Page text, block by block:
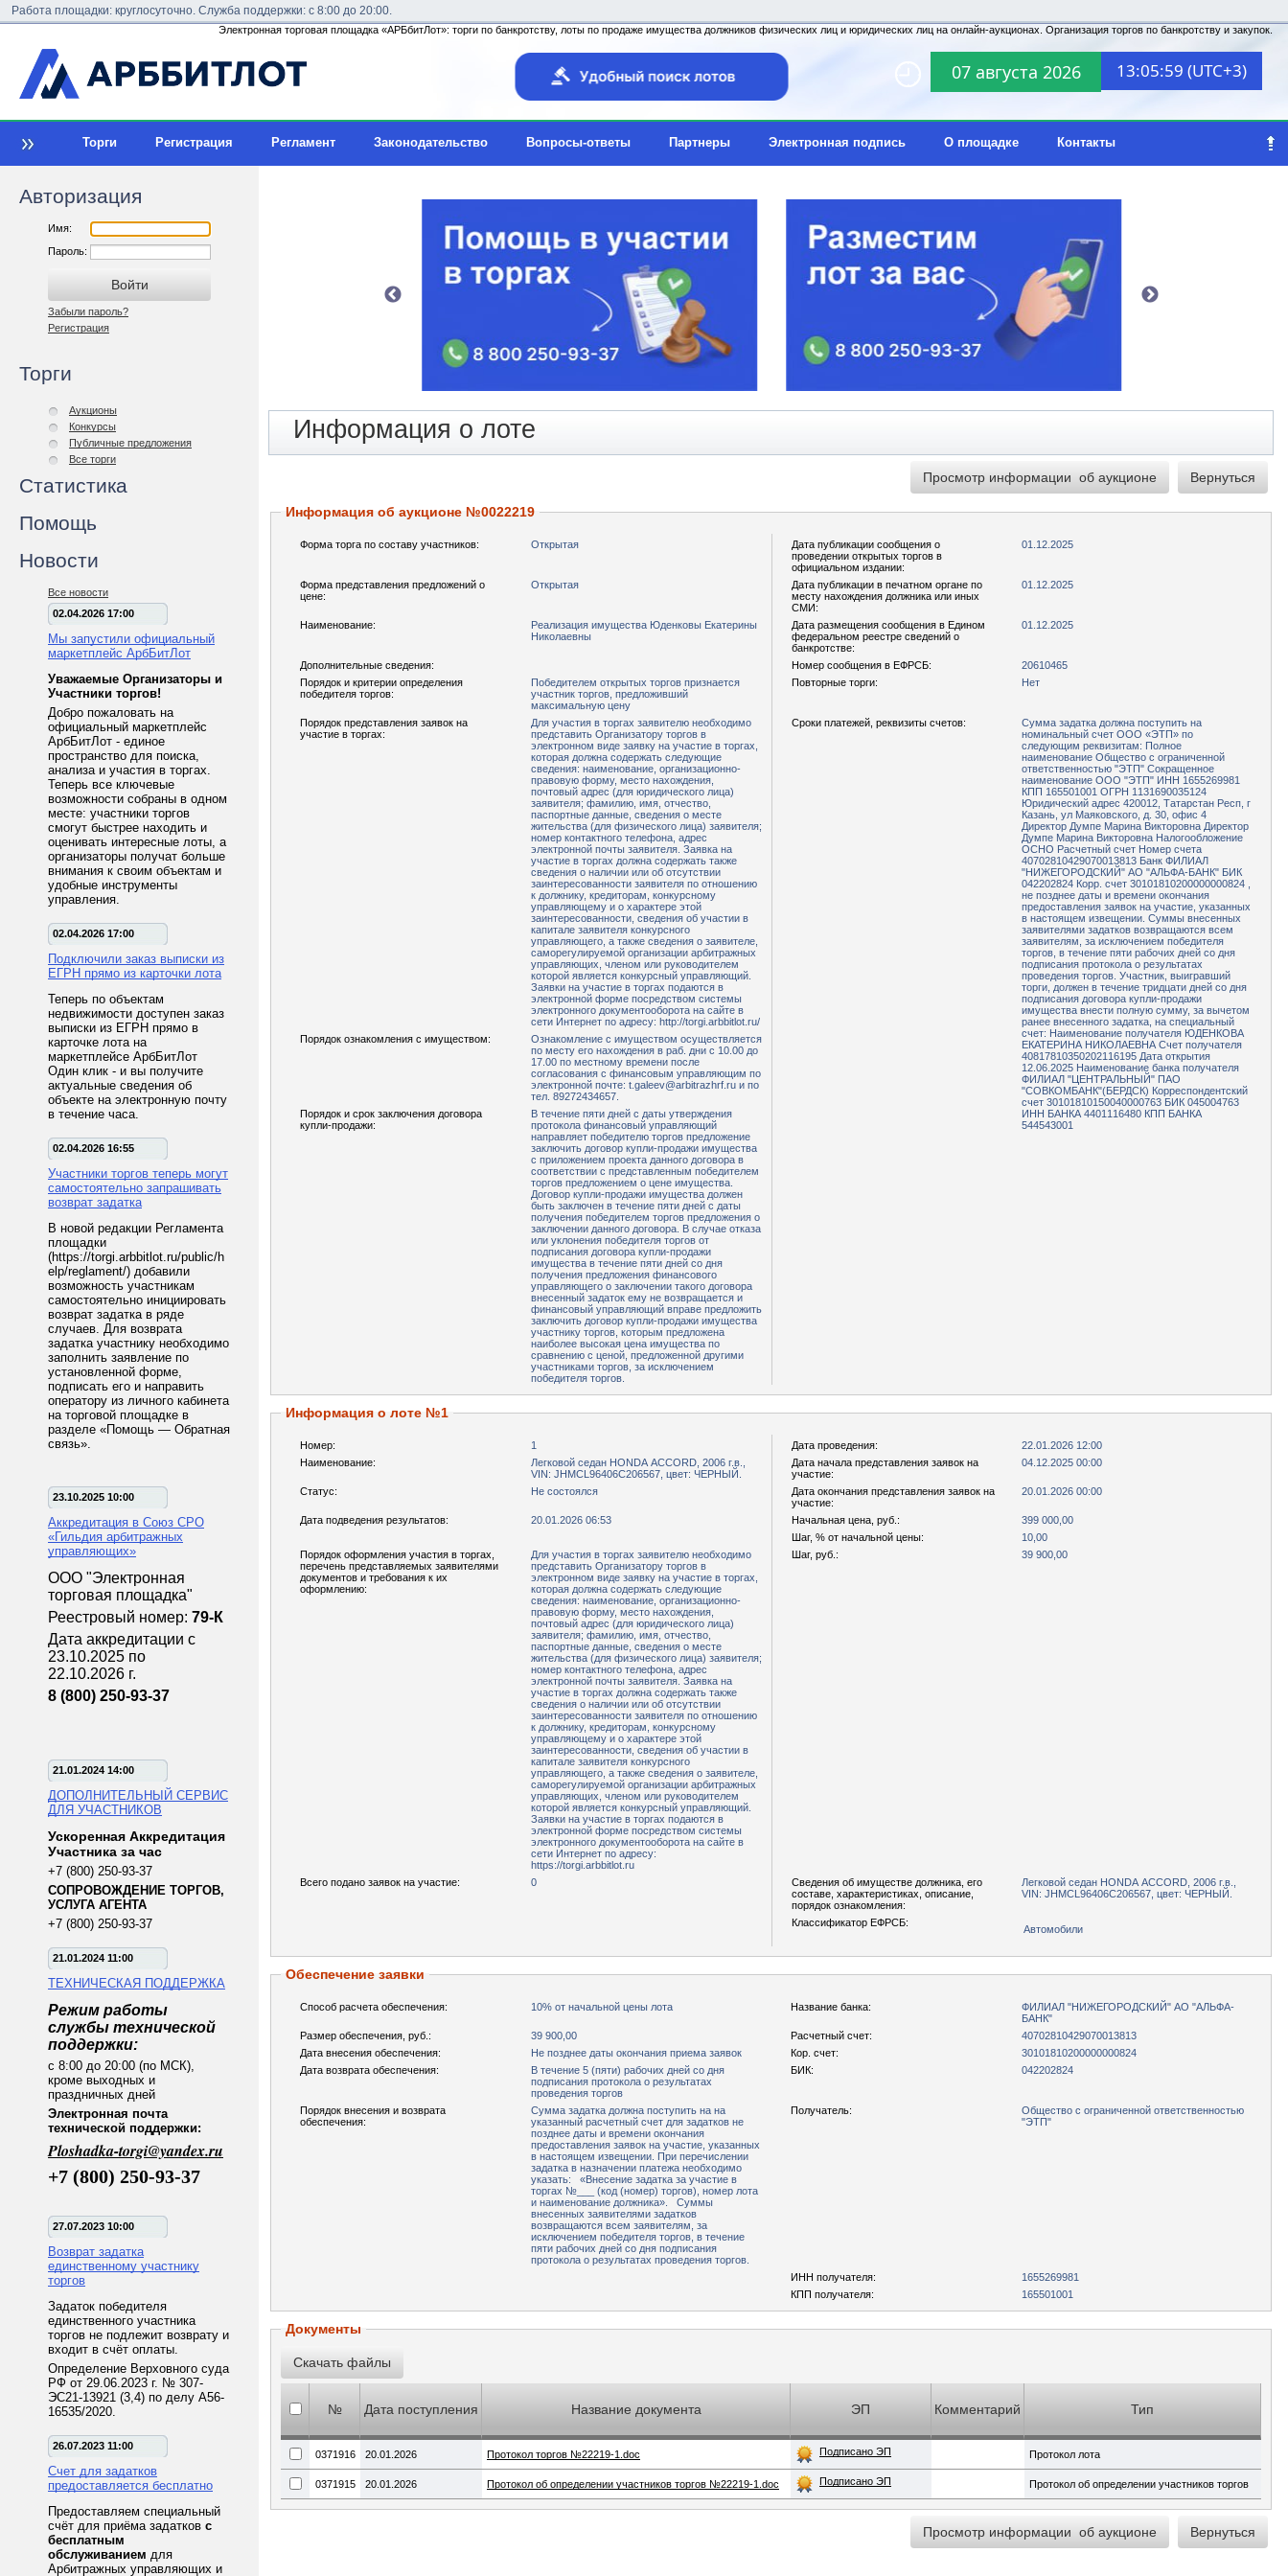
07 августа 2026 13:05:59 (UTC+3)
Работа площадки: круглосуточно. Служба поддержки: с 8:00 до 20:00.
Электронная торговая площадка «АРБбитЛот»: торги по банкротству, лоты по продаже имущества должников физических лиц и юридических лиц на онлайн-аукционах. Организация торгов по банкротству и закупок.
Торги Регистрация Регламент Законодательство Вопросы-ответы Партнеры Электронная подпись О площадке Контакты
Авторизация
Имя:
Пароль:
Забыли пароль?
Регистрация
Торги
Аукционы
Конкурсы
Публичные предложения
Все торги
Статистика
Помощь
Новости
Все новости
02.04.2026 17:00
Мы запустили официальный
маркетплейс АрбБитЛот
Уважаемые Организаторы и
Участники торгов!
Добро пожаловать на
официальный маркетплейс
АрбБитЛот - единое
пространство для поиска,
анализа и участия в торгах.
Теперь все ключевые
возможности собраны в одном
месте: участники торгов
смогут быстрее находить и
оценивать интересные лоты, а
организаторы получат больше
внимания к своим объектам и
удобные инструменты
управления.
02.04.2026 17:00
Подключили заказ выписки из
ЕГРН прямо из карточки лота
Теперь по объектам
недвижимости доступен заказ
выписки из ЕГРН прямо в
карточке лота на
маркетплейсе АрбБитЛот
Один клик - и вы получите
актуальные сведения об
объекте на электронную почту
в течение часа.
02.04.2026 16:55
Участники торгов теперь могут
самостоятельно запрашивать
возврат задатка
В новой редакции Регламента
площадки
(https://torgi.arbbitlot.ru/public/h
elp/reglament/) добавили
возможность участникам
самостоятельно инициировать
возврат задатка в ряде
случаев. Для возврата
задатка участнику необходимо
заполнить заявление по
установленной форме,
подписать его и направить
оператору из личного кабинета
на торговой площадке в
разделе «Помощь — Обратная
связь».
23.10.2025 10:00
Аккредитация в Союз СРО
«Гильдия арбитражных
управляющих»
ООО "Электронная
торговая площадка"
Реестровый номер: 79-К
Дата аккредитации с
23.10.2025 по
22.10.2026 г.
8 (800) 250-93-37
21.01.2024 14:00
ДОПОЛНИТЕЛЬНЫЙ СЕРВИС
ДЛЯ УЧАСТНИКОВ
Ускоренная Аккредитация
Участника за час
+7 (800) 250-93-37
СОПРОВОЖДЕНИЕ ТОРГОВ,
УСЛУГА АГЕНТА
+7 (800) 250-93-37
21.01.2024 11:00
ТЕХНИЧЕСКАЯ ПОДДЕРЖКА
Режим работы
службы технической
поддержки:
с 8:00 до 20:00 (по МСК),
кроме выходных и
праздничных дней
Электронная почта
технической поддержки:
Ploshadka-torgi@yandex.ru
+7 (800) 250-93-37
27.07.2023 10:00
Возврат задатка
единственному участнику
торгов
Задаток победителя
единственного участника
торгов не подлежит возврату и
входит в счёт оплаты.
Определение Верховного суда
РФ от 29.06.2023 г. № 307-
ЭС21-13921 (3,4) по делу А56-
16535/2020.
26.07.2023 11:00
Счет для задатков
предоставляется бесплатно
Предоставляем специальный
счёт для приёма задатков с
бесплатным
обслуживанием для
Арбитражных управляющих и
Информация о лоте
Информация об аукционе №0022219
Форма торга по составу участников: Открытая
Дата публикации сообщения о
проведении открытых торгов в
официальном издании:
01.12.2025
Форма представления предложений о
цене:
Открытая
Дата публикации в печатном органе по
месту нахождения должника или иных
СМИ:
01.12.2025
Наименование:
Реализация имущества Юденковы Екатерины
Николаевны
Дата размещения сообщения в Едином
федеральном реестре сведений о
банкротстве:
01.12.2025
Дополнительные сведения: Номер сообщения в ЕФРСБ:
20610465
Порядок и критерии определения
победителя торгов:
Победителем открытых торгов признается
участник торгов, предложивший
максимальную цену
Повторные торги: Нет
Порядок представления заявок на
участие в торгах:
Для участия в торгах заявителю необходимо
представить Организатору торгов в
электронном виде заявку на участие в торгах,
которая должна содержать следующие
сведения: наименование, организационно-
правовую форму, место нахождения,
почтовый адрес (для юридического лица)
заявителя; фамилию, имя, отчество,
паспортные данные, сведения о месте
жительства (для физического лица) заявителя;
номер контактного телефона, адрес
электронной почты заявителя. Заявка на
участие в торгах должна содержать также
сведения о наличии или об отсутствии
заинтересованности заявителя по отношению
к должнику, кредиторам, конкурсному
управляющему и о характере этой
заинтересованности, сведения об участии в
капитале заявителя конкурсного
управляющего, а также сведения о заявителе,
саморегулируемой организации арбитражных
управляющих, членом или руководителем
которой является конкурсный управляющий.
Заявки на участие в торгах подаются в
электронной форме посредством системы
электронного документооборота на сайте в
сети Интернет по адресу: http://torgi.arbbitlot.ru/
Сроки платежей, реквизиты счетов:
Сумма задатка должна поступить на
номинальный счет ООО «ЭТП» по
следующим реквизитам: Полное
наименование Общество с ограниченной
ответственностью "ЭТП" Сокращенное
наименование ООО "ЭТП" ИНН 1655269981
КПП 165501001 ОГРН 1131690035124
Юридический адрес 420012, Татарстан Респ, г
Казань, ул Маяковского, д. 30, офис 4
Директор Думпе Марина Викторовна Директор
Думпе Марина Викторовна Налогообложение
ОСНО Расчетный счет Номер счета
40702810429070013813 Банк ФИЛИАЛ
"НИЖЕГОРОДСКИЙ" АО "АЛЬФА-БАНК" БИК
042202824 Корр. счет 30101810200000000824 ,
не позднее даты и времени окончания
предоставления заявок на участие, указанных
в настоящем извещении. Суммы внесенных
заявителями задатков возвращаются всем
заявителям, за исключением победителя
торгов, в течение пяти рабочих дней со дня
подписания протокола о результатах
проведения торгов. Участник, выигравший
торги, должен в течение тридцати дней со дня
подписания договора купли-продажи
имущества внести полную сумму, за вычетом
ранее внесенного задатка, на специальный
счет: Наименование получателя ЮДЕНКОВА
ЕКАТЕРИНА НИКОЛАЕВНА Счет получателя
40817810350202116195 Дата открытия
12.06.2025 Наименование банка получателя
ФИЛИАЛ "ЦЕНТРАЛЬНЫЙ" ПАО
"СОВКОМБАНК"(БЕРДСК) Корреспондентский
счет 30101810150040000763 БИК 045004763
ИНН БАНКА 4401116480 КПП БАНКА
544543001
Порядок ознакомления с имуществом:
Ознакомление с имуществом осуществляется
по месту его нахождения в раб. дни с 10.00 до
17.00 по местному времени после
согласования с финансовым управляющим по
электронной почте: t.galeev@arbitrazhrf.ru и по
тел. 89272434657.
Порядок и срок заключения договора
купли-продажи:
В течение пяти дней с даты утверждения
протокола финансовый управляющий
направляет победителю торгов предложение
заключить договор купли-продажи имущества
с приложением проекта данного договора в
соответствии с представленным победителем
торгов предложением о цене имущества.
Договор купли-продажи имущества должен
быть заключен в течение пяти дней с даты
получения победителем торгов предложения о
заключении данного договора. В случае отказа
или уклонения победителя торгов от
подписания договора купли-продажи
имущества в течение пяти дней со дня
получения предложения финансового
управляющего о заключении такого договора
внесенный задаток ему не возвращается и
финансовый управляющий вправе предложить
заключить договор купли-продажи имущества
участнику торгов, которым предложена
наиболее высокая цена имущества по
сравнению с ценой, предложенной другими
участниками торгов, за исключением
победителя торгов.
Информация о лоте №1
Номер: 1 Дата проведения:
22.01.2026 12:00
Наименование:
Легковой седан НОNDА АССОRD, 2006 г.в.,
VIN: JНМСL96406С206567, цвет: ЧЕРНЫЙ.
Дата начала представления заявок на
участие:
04.12.2025 00:00
Статус: Не состоялся
Дата окончания представления заявок на
участие:
20.01.2026 00:00
Дата подведения результатов: 20.01.2026 06:53 Начальная цена, руб.:
399 000,00
Шаг, % от начальной цены:
10,00
Порядок оформления участия в торгах,
перечень представляемых заявителями
документов и требования к их
оформлению:
Для участия в торгах заявителю необходимо
представить Организатору торгов в
электронном виде заявку на участие в торгах,
которая должна содержать следующие
сведения: наименование, организационно-
правовую форму, место нахождения,
почтовый адрес (для юридического лица)
заявителя; фамилию, имя, отчество,
паспортные данные, сведения о месте
жительства (для физического лица) заявителя;
номер контактного телефона, адрес
электронной почты заявителя. Заявка на
участие в торгах должна содержать также
сведения о наличии или об отсутствии
заинтересованности заявителя по отношению
к должнику, кредиторам, конкурсному
управляющему и о характере этой
заинтересованности, сведения об участии в
капитале заявителя конкурсного
управляющего, а также сведения о заявителе,
саморегулируемой организации арбитражных
управляющих, членом или руководителем
которой является конкурсный управляющий.
Заявки на участие в торгах подаются в
электронной форме посредством системы
электронного документооборота на сайте в
сети Интернет по адресу:
https://torgi.arbbitlot.ru
Шаг, руб.: 39 900,00
Всего подано заявок на участие: 0
Сведения об имуществе должника, его
составе, характеристиках, описание,
порядок ознакомления:
Легковой седан НОNDА АССОRD, 2006 г.в.,
VIN: JНМСL96406С206567, цвет: ЧЕРНЫЙ.
Классификатор ЕФРСБ:
Автомобили
Обеспечение заявки
Способ расчета обеспечения: 10% от начальной цены лота Название банка:
ФИЛИАЛ "НИЖЕГОРОДСКИЙ" АО "АЛЬФА-
БАНК"
Размер обеспечения, руб.:
39 900,00 Расчетный счет:
40702810429070013813
Дата внесения обеспечения:
Не позднее даты окончания приема заявок Кор. счет:
30101810200000000824
Дата возврата обеспечения:
В течение 5 (пяти) рабочих дней со дня
подписания протокола о результатах
проведения торгов
БИК: 042202824
Порядок внесения и возврата
обеспечения:
Сумма задатка должна поступить на на
указанный расчетный счет для задатков не
позднее даты и времени окончания
предоставления заявок на участие, указанных
в настоящем извещении. При перечислении
задатка в назначении платежа необходимо
указать: «Внесение задатка за участие в
торгах №___ (код (номер) торгов), номер лота
и наименование должника». Суммы
внесенных заявителями задатков
возвращаются всем заявителям, за
исключением победителя торгов, в течение
пяти рабочих дней со дня подписания
протокола о результатах проведения торгов.
Получатель:
Общество с ограниченной ответственностью
"ЭТП"
ИНН получателя:
1655269981
КПП получателя:
165501001
Документы
№ Дата поступления Название документа ЭП Комментарий Тип
0371916 20.01.2026 Протокол торгов №22219-1.doc Подписано ЭП Протокол лота
0371915 20.01.2026 Протокол об определении участников торгов №22219-1.doc Подписано ЭП Протокол об определении участников торгов